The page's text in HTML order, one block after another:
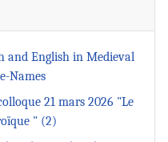
and English in Medieval
Names
21 mars 2026 "Le
" (2)